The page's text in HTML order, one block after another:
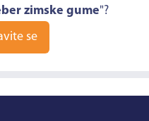
zimske gume"?
se